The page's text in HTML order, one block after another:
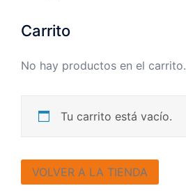
Carrito
No hay productos en el carrito.
Tu carrito está vacío.
VOLVER A LA TIENDA